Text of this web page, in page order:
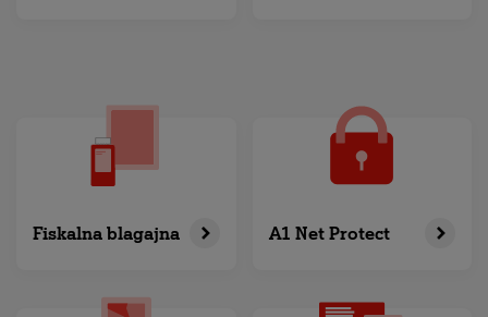
Fiskalna blagajna A1 Net Protect